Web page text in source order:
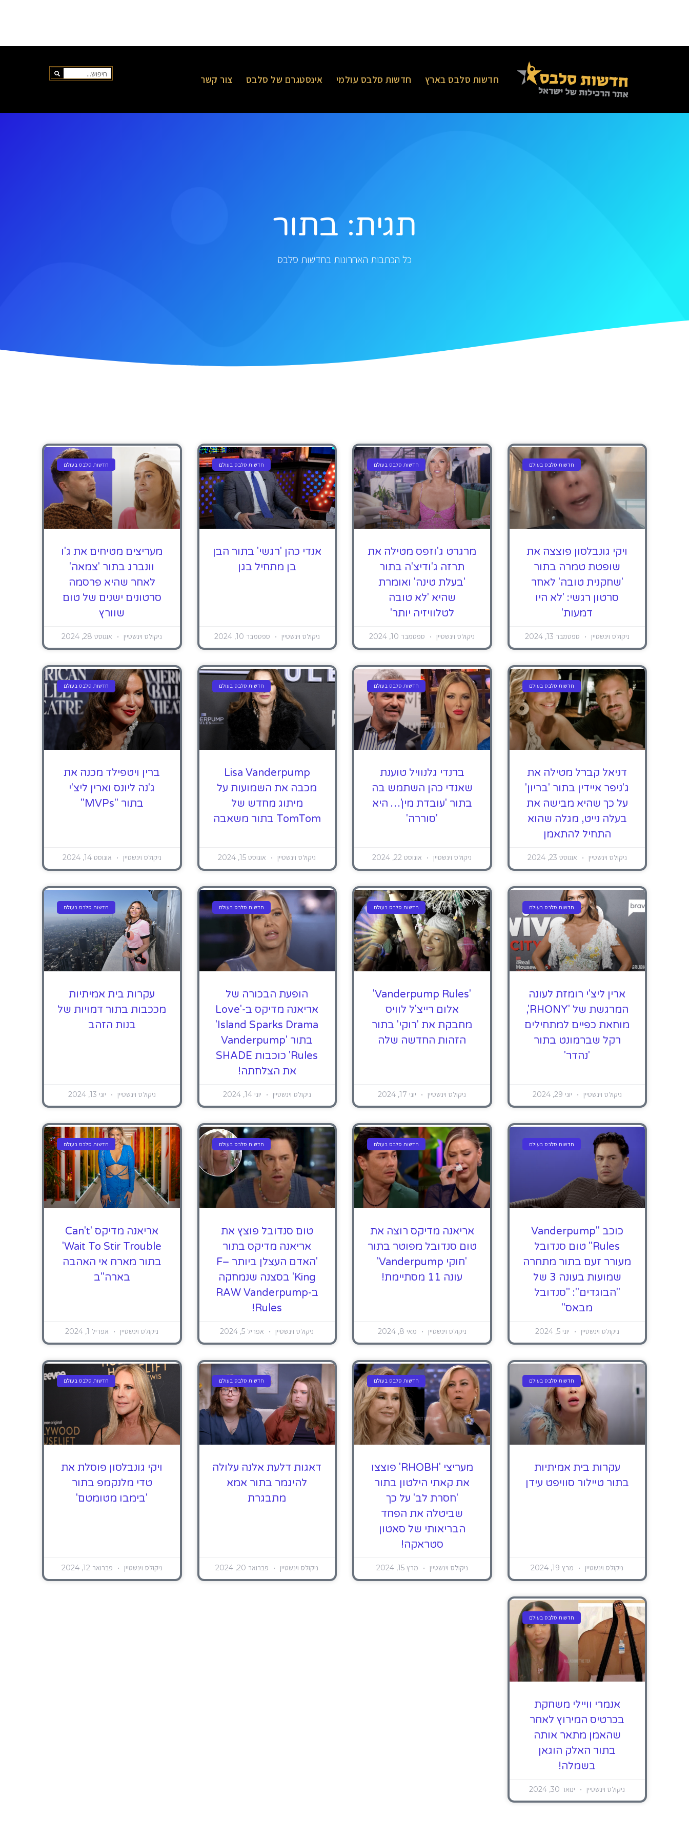
חדשות סלבס בארץ חדשות סלבס עולמי אינסטגרם של סלבס צור קשר
תגית: בתור
כל הכתבות האחרונות בחדשות סלבס
חדשות סלבס בעולם
ויקי גונבלסון פוצצה את
שופטת טמרה בתור
'שחקנית טובה' לאחר
סרטון רגשי: 'לא היו
דמעות'
ניקולס וינשטיין ספטמבר 13, 2024
חדשות סלבס בעולם
מרגרט ג'וזפס מטילה את
תרזה ג'ודיצ'ה בתור
'בעלת טינה' ואומרת
שהיא 'לא טובה
לטלוויזיה יותר'
ניקולס וינשטיין ספטמבר 10, 2024
חדשות סלבס בעולם
אנדי כהן 'רגשי' בתור הבן
בן מתחיל בגן
ניקולס וינשטיין ספטמבר 10, 2024
חדשות סלבס בעולם
מעריצים מטיחים את ג'ו
וונברג בתור 'צמאה'
לאחר שהיא פרסמה
סרטונים ישנים של טום
שוורץ
ניקולס וינשטיין אוגוסט 28, 2024
חדשות סלבס בעולם
דניאל קברל מטילה את
ג'ניפר איידין בתור 'בריון'
על כך שהיא מבישה את
בעלה נייט, מגלה שהוא
התחיל להתאמן
ניקולס וינשטיין אוגוסט 23, 2024
חדשות סלבס בעולם
ברנדי גלנוויל טוענת
שאנדי כהן השתמש בה
בתור 'עובדת מין'… היא
'סוררה'
ניקולס וינשטיין אוגוסט 22, 2024
חדשות סלבס בעולם
Lisa Vanderpump
מכבה את השמועות על
מיתוג מחדש של
TomTom בתור משאבה
ניקולס וינשטיין אוגוסט 15, 2024
חדשות סלבס בעולם
ברין ויטפילד מכנה את
ג'נה ליונס וארין ליצ'י
בתור "MVPs"
ניקולס וינשטיין אוגוסט 14, 2024
חדשות סלבס בעולם
ארין ליצ'י רומזת לעונה
המרגשת של 'RHONY',
מוחאת כפיים למתחילים
רקל שברמונט בתור
'נהדר'
ניקולס וינשטיין יוני 29, 2024
חדשות סלבס בעולם
'Vanderpump Rules'
אלום רייצ'ל לוויס
מחבקת את 'רוקי' בתור
הזהות החדשה שלה
ניקולס וינשטיין יוני 17, 2024
חדשות סלבס בעולם
הופעת הבכורה של
אריאנה מדיקס ב-'Love
Island Sparks Drama'
בתור 'Vanderpump
Rules' כוכבות SHADE
את הצלחתה!
ניקולס וינשטיין יוני 14, 2024
חדשות סלבס בעולם
עקרות בית אמיתיות
מככבות בתור דמויות של
בנות הזהב
ניקולס וינשטיין יוני 13, 2024
חדשות סלבס בעולם
כוכב "Vanderpump
Rules" טום סנדובל
מעורר זעם בתור מתחרה
שמועות בעונה 3 של
"הבוגדים": "סנדובל
מבאס"
ניקולס וינשטיין יוני 5, 2024
חדשות סלבס בעולם
אריאנה מדיקס רוצה את
טום סנדובל מפוטר בתור
'חוקי Vanderpump'
עונה 11 מסתיימת!
ניקולס וינשטיין מאי 8, 2024
חדשות סלבס בעולם
טום סנדובל פוצץ את
אריאנה מדיקס בתור
'האדם העצלן ביותר F–
King' בסצנה שנמחקה
ב-RAW Vanderpump
Rules!
ניקולס וינשטיין אפריל 5, 2024
חדשות סלבס בעולם
אריאנה מדיקס 'Can't
Wait To Stir Trouble'
בתור מארח אי האהבה
בארה"ב
ניקולס וינשטיין אפריל 1, 2024
חדשות סלבס בעולם
עקרות בית אמיתיות
בתור טיילור סוויפט עידן
ניקולס וינשטיין מרץ 19, 2024
חדשות סלבס בעולם
מעריצי 'RHOBH' פוצצו
את קאתי הילטון בתור
'חסרת לב' על כך
שביטלה את הפחד
הבריאותי של סאטון
סטראקה!
ניקולס וינשטיין מרץ 15, 2024
חדשות סלבס בעולם
דאגות דלעת אלנה עלולה
להיגמר בתור אמא
מתבגרת
ניקולס וינשטיין פברואר 20, 2024
חדשות סלבס בעולם
ויקי גונבלסון פוסלת את
טדי מלנקמפ בתור
'בימבו מטומטם'
ניקולס וינשטיין פברואר 12, 2024
חדשות סלבס בעולם
אנמרי וויילי משחקת
בכרטיס המירוץ לאחר
שהאמן מתאר אותה
בתור האלק הוגאן
בשמלה!
ניקולס וינשטיין ינואר 30, 2024